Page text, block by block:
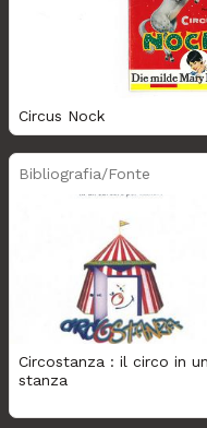
Circus Nock
Bibliografia/Fonte
Circostanza : il circo in
stanza